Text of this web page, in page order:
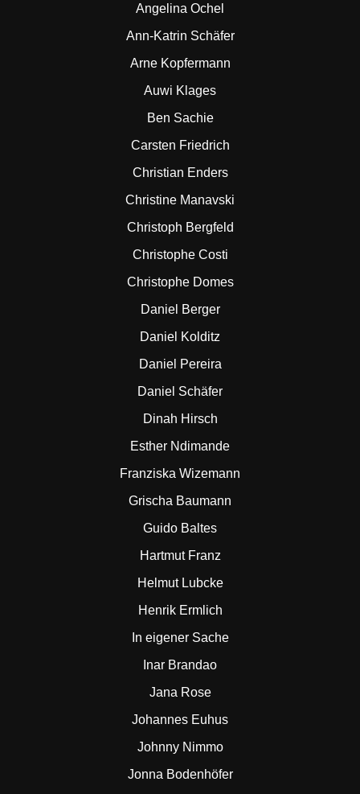
Angelina Ochel
Ann-Katrin Schäfer
Arne Kopfermann
Auwi Klages
Ben Sachie
Carsten Friedrich
Christian Enders
Christine Manavski
Christoph Bergfeld
Christophe Costi
Christophe Domes
Daniel Berger
Daniel Kolditz
Daniel Pereira
Daniel Schäfer
Dinah Hirsch
Esther Ndimande
Franziska Wizemann
Grischa Baumann
Guido Baltes
Hartmut Franz
Helmut Lubcke
Henrik Ermlich
In eigener Sache
Inar Brandao
Jana Rose
Johannes Euhus
Johnny Nimmo
Jonna Bodenhöfer